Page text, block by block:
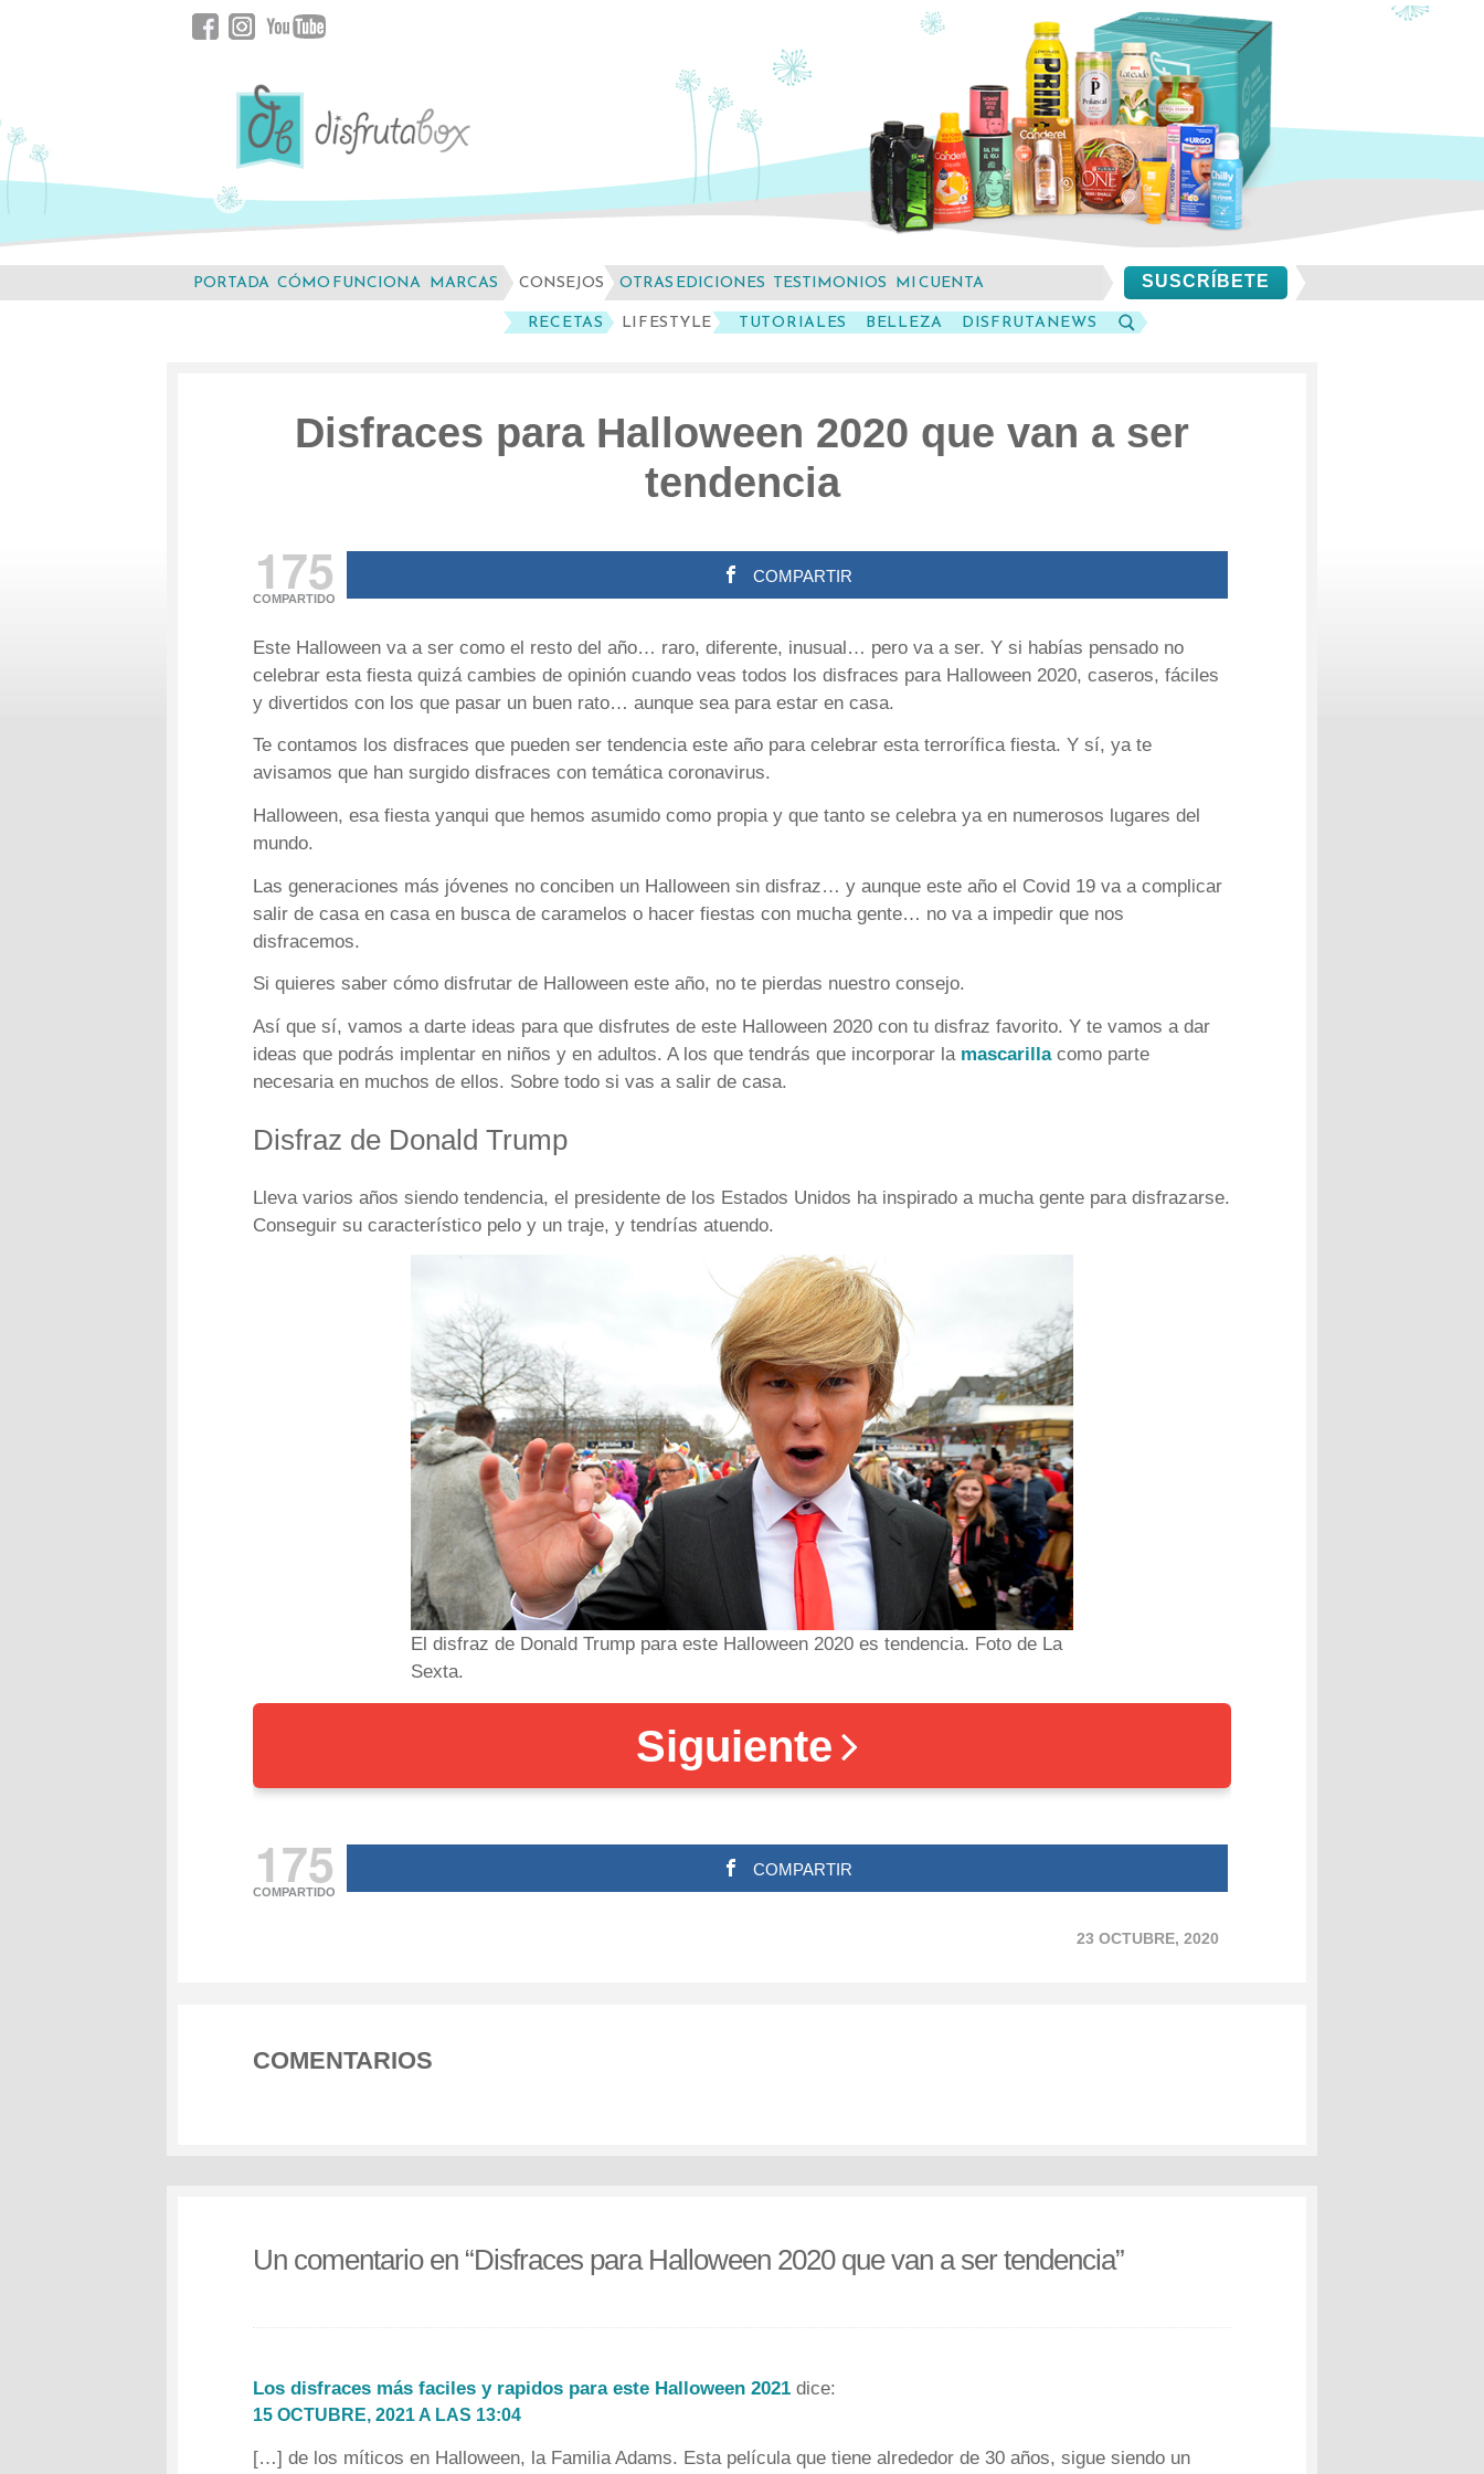
Facebook
Instagram
YouTube
SUSCRÍBETE
PORTADA CÓMO FUNCIONA MARCAS
CONSEJOS
RECETAS
LIFESTYLE TUTORIALES BELLEZA
DISFRUTANEWS
OTRAS EDICIONES TESTIMONIOS MI CUENTA
Disfraces para Halloween 2020 que van a ser
tendencia
175
COMPARTIDO
COMPARTIR
Este Halloween va a ser como el resto del año… raro, diferente, inusual… pero va a ser. Y si habías pensado no
celebrar esta fiesta quizá cambies de opinión cuando veas todos los disfraces para Halloween 2020, caseros, fáciles
y divertidos con los que pasar un buen rato… aunque sea para estar en casa.
Te contamos los disfraces que pueden ser tendencia este año para celebrar esta terrorífica fiesta. Y sí, ya te
avisamos que han surgido disfraces con temática coronavirus.
Halloween, esa fiesta yanqui que hemos asumido como propia y que tanto se celebra ya en numerosos lugares del
mundo.
Las generaciones más jóvenes no conciben un Halloween sin disfraz… y aunque este año el Covid 19 va a complicar
salir de casa en casa en busca de caramelos o hacer fiestas con mucha gente… no va a impedir que nos
disfracemos.
Si quieres saber cómo disfrutar de Halloween este año, no te pierdas nuestro consejo.
Así que sí, vamos a darte ideas para que disfrutes de este Halloween 2020 con tu disfraz favorito. Y te vamos a dar
ideas que podrás implentar en niños y en adultos. A los que tendrás que incorporar la mascarillacomo parte
necesaria en muchos de ellos. Sobre todo si vas a salir de casa.
Disfraz de Donald Trump
Lleva varios años siendo tendencia, el presidente de los Estados Unidos ha inspirado a mucha gente para disfrazarse.
Conseguir su característico pelo y un traje, y tendrías atuendo.
El disfraz de Donald Trump para este Halloween 2020 es tendencia. Foto de La
Sexta.
Siguiente
175
COMPARTIDO
COMPARTIR
23 OCTUBRE, 2020
COMENTARIOS
Un comentario en “Disfraces para Halloween 2020 que van a ser tendencia”
Los disfraces más faciles y rapidos para este Halloween 2021 dice:
15 OCTUBRE, 2021 A LAS 13:04
[…] de los míticos en Halloween, la Familia Adams. Esta película que tiene alrededor de 30 años, sigue siendo un